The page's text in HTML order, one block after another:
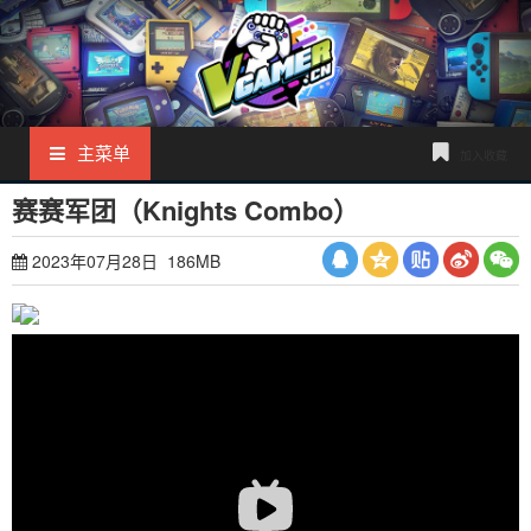
主菜单
赛赛军团（Knights Combo）
2023年07月28日 186MB